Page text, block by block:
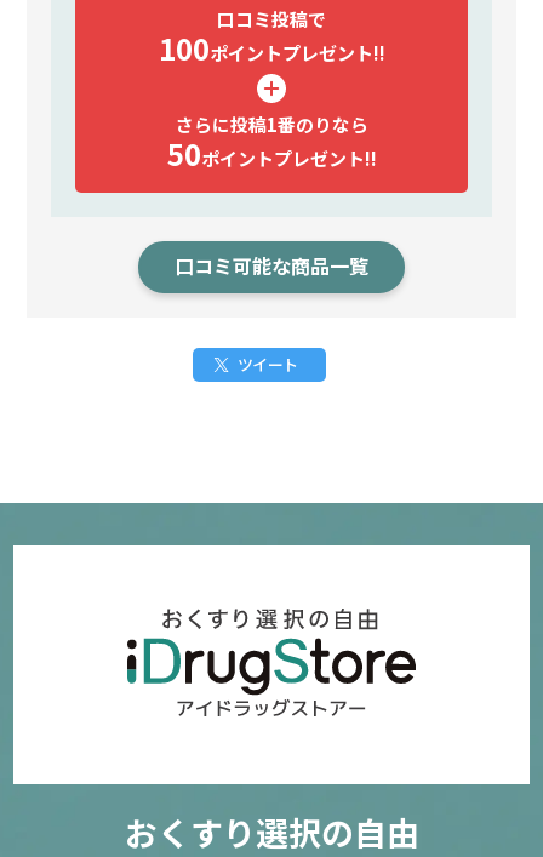
口コミ投稿で
100ポイントプレゼント!!
さらに投稿1番のりなら
50ポイントプレゼント!!
口コミ可能な商品一覧
ツイート
おくすり選択の自由